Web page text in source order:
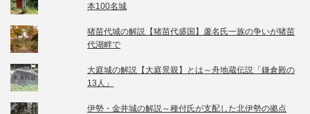
本100名城
猪苗代城の解説【猪苗代盛国】蘆名氏一族の争いが猪苗
代湖畔で
大庭城の解説【大庭景親】とは～舟地蔵伝説「鎌倉殿の
13人」
伊勢・金井城の解説～種付氏が支配した北伊勢の拠点